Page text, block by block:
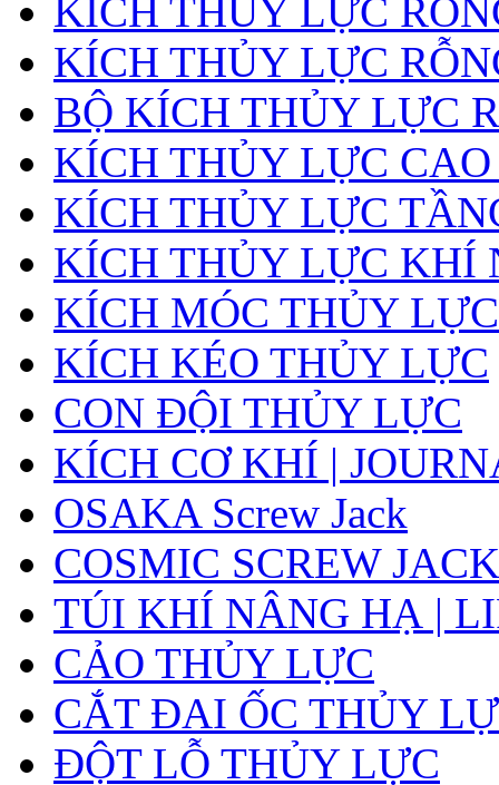
KÍCH THỦY LỰC
KÍCH THỦY LỰC
BỘ KÍCH THỦY LỰC
KÍCH THỦY LỰC
KÍCH THỦY LỰC
KÍCH THỦY LỰC KHÍ
KÍCH MÓC THỦY LỰC
KÍCH KÉO THỦY LỰC
CON ĐỘI THỦY LỰC
KÍCH CƠ KHÍ |
OSAKA Screw Jack
COSMIC SCREW JACK
TÚI KHÍ NÂNG HẠ |
CẢO THỦY LỰC
CẮT ĐAI ỐC THỦY
ĐỘT LỖ THỦY LỰC